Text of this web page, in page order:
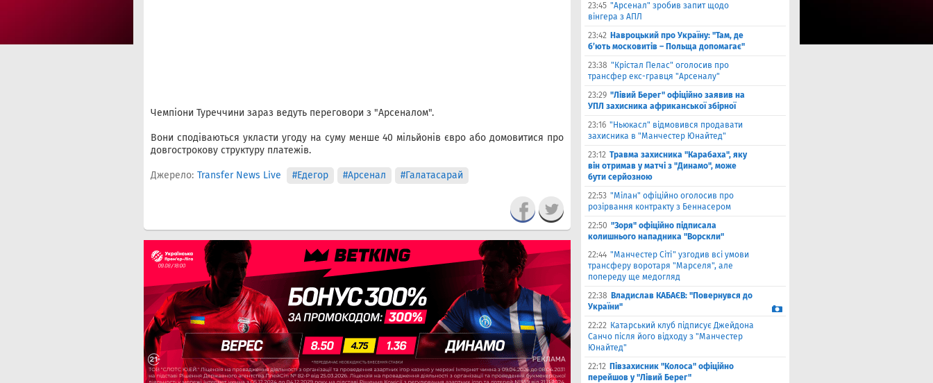
Чемпіони Туреччини зараз ведуть переговори з "Арсеналом".
Вони сподіваються укласти угоду на суму менше 40 мільйонів євро або домовитися про
довгострокову структуру платежів.
Джерело: Transfer News Live #Едегор #Арсенал #Галатасарай
23:45 "Арсенал" зробив запит щодо
вінгера з АПЛ
23:42 Навроцький про Україну: "Там, де
б’ють московитів – Польща допомагає"
23:38 "Крістал Пелас" оголосив про
трансфер екс-гравця "Арсеналу"
23:29 "Лівий Берег" офіційно заявив на
УПЛ захисника африканської збірної
23:16 "Ньюкасл" відмовився продавати
захисника в "Манчестер Юнайтед"
23:12 Травма захисника "Карабаха", яку
він отримав у матчі з "Динамо", може
бути серйозною
22:53 "Мілан" офіційно оголосив про
розірвання контракту з Беннасером
22:50 "Зоря" офіційно підписала
колишнього нападника "Ворскли"
22:44 "Манчестер Сіті" узгодив всі умови
трансферу воротаря "Марселя", але
попереду ще медогляд
22:38 Владислав КАБАЄВ: "Повернувся до
України"
22:22 Катарський клуб підписує Джейдона
Санчо після його відходу з "Манчестер
Юнайтед"
22:12 Півзахисник "Колоса" офіційно
перейшов у "Лівий Берег"